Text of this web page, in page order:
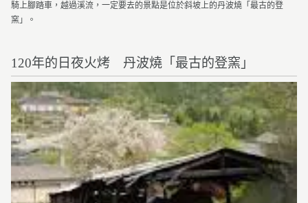
騎上腳踏車，越過溪流，一定要去的景點是位於斜坡上的丹波燒「最古的登
窯」。
120年的日夜火烤 丹波燒「最古的登窯」